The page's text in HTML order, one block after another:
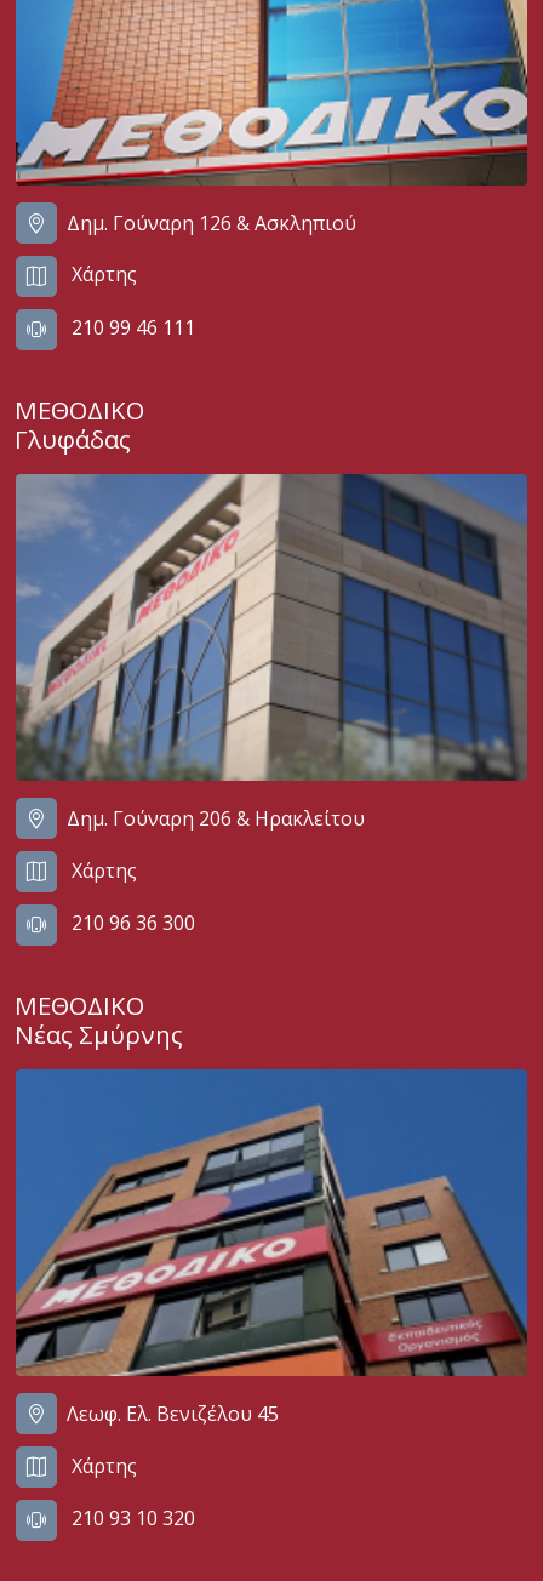
Δημ. Γούναρη 126 & Ασκληπιού
Χάρτης
210 99 46 111
ΜΕΘΟΔΙΚΟ
Γλυφάδας
Δημ. Γούναρη 206 & Ηρακλείτου
Χάρτης
210 96 36 300
ΜΕΘΟΔΙΚΟ
Νέας Σμύρνης
Λεωφ. Ελ. Βενιζέλου 45
Χάρτης
210 93 10 320